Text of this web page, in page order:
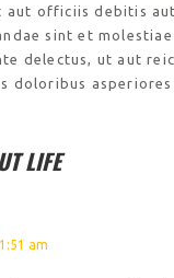
aut officiis debitis
sint et molestiae
delectus, ut aut
doloribus asperiores
LIFE
am